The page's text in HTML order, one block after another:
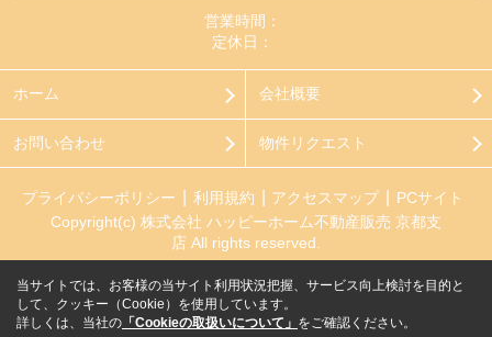
営業時間：
定休日：
ホーム 会社概要
お問い合わせ 物件リクエスト
プライバシーポリシー 利用規約 アクセスマップ
PCサイト
Copyright(c) 株式会社 ハッピーホーム不動産販売 京都支
店 All rights reserved.
当サイトでは、お客様の当サイト利用状況把握、サービス向上検討を目的と
して、クッキー（Cookie）を使用しています。
詳しくは、当社の 「Cookieの取扱いについて」 をご確認ください。